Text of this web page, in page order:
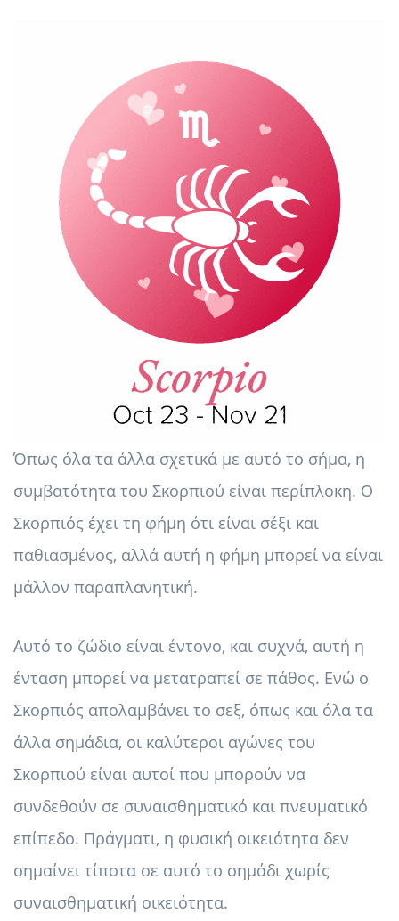
Όπως όλα τα άλλα σχετικά με αυτό το σήμα, η
συμβατότητα του Σκορπιού είναι περίπλοκη. Ο
Σκορπιός έχει τη φήμη ότι είναι σέξι και
παθιασμένος, αλλά αυτή η φήμη μπορεί να είναι
μάλλον παραπλανητική.
Αυτό το ζώδιο είναι έντονο, και συχνά, αυτή η
ένταση μπορεί να μετατραπεί σε πάθος. Ενώ ο
Σκορπιός απολαμβάνει το σεξ, όπως και όλα τα
άλλα σημάδια, οι καλύτεροι αγώνες του
Σκορπιού είναι αυτοί που μπορούν να
συνδεθούν σε συναισθηματικό και πνευματικό
επίπεδο. Πράγματι, η φυσική οικειότητα δεν
σημαίνει τίποτα σε αυτό το σημάδι χωρίς
συναισθηματική οικειότητα.